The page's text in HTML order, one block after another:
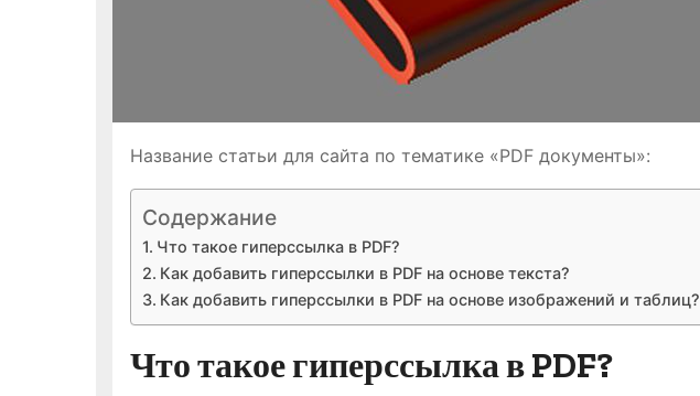
Название статьи для сайта по тематике «PDF документы»:
Содержание
Что такое гиперссылка в PDF?
Как добавить гиперссылки в PDF на основе текста?
Как добавить гиперссылки в PDF на основе изображений и таблиц?
Что такое гиперссылка в PDF?